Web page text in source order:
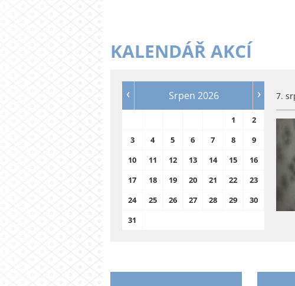
KALENDÁŘ AKCÍ
‹ Srpen 2026 ›
1
2
3
4 5 6 7 8
9
10
11 12 13 14 15
16
17
18 19 20 21 22
23
24
25 26 27 28 29
30
31
7.